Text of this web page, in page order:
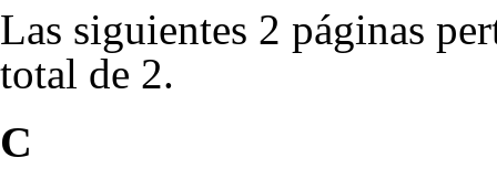
Las siguientes 2 páginas
total de 2.
C